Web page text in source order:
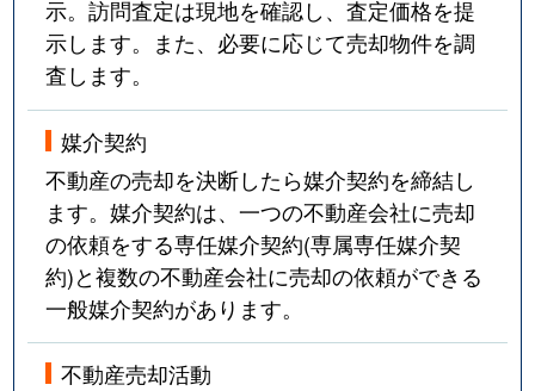
示。訪問査定は現地を確認し、査定価格を提
示します。また、必要に応じて売却物件を調
査します。
媒介契約
不動産の売却を決断したら媒介契約を締結し
ます。媒介契約は、一つの不動産会社に売却
の依頼をする専任媒介契約(専属専任媒介契
約)と複数の不動産会社に売却の依頼ができる
一般媒介契約があります。
不動産売却活動